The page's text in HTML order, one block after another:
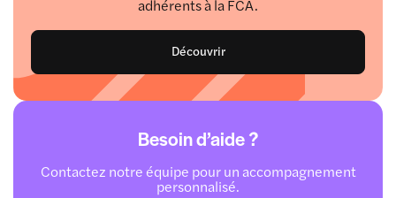
adhérents à la FCA.
Découvrir
Besoin d’aide ?
Contactez notre équipe pour un accompagnement
personnalisé.